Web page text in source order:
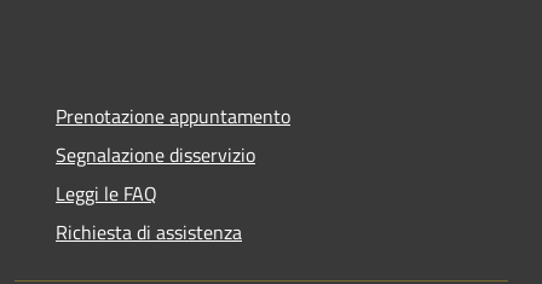
Prenotazione appuntamento
Segnalazione disservizio
Leggi le FAQ
Richiesta di assistenza